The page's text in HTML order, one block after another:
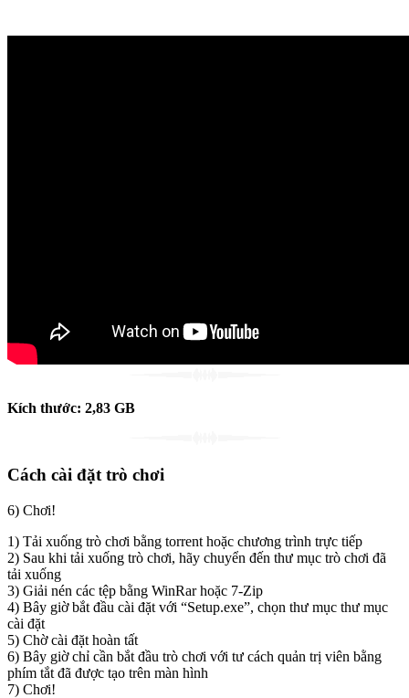
Kích thước: 2,83 GB
Cách cài đặt trò chơi
6) Chơi!
1) Tải xuống trò chơi bằng torrent hoặc chương trình trực tiếp
2) Sau khi tải xuống trò chơi, hãy chuyển đến thư mục trò chơi đã
tải xuống
3) Giải nén các tệp bằng WinRar hoặc 7-Zip
4) Bây giờ bắt đầu cài đặt với “Setup.exe”, chọn thư mục thư mục
cài đặt
5) Chờ cài đặt hoàn tất
6) Bây giờ chỉ cần bắt đầu trò chơi với tư cách quản trị viên bằng
phím tắt đã được tạo trên màn hình
7) Chơi!